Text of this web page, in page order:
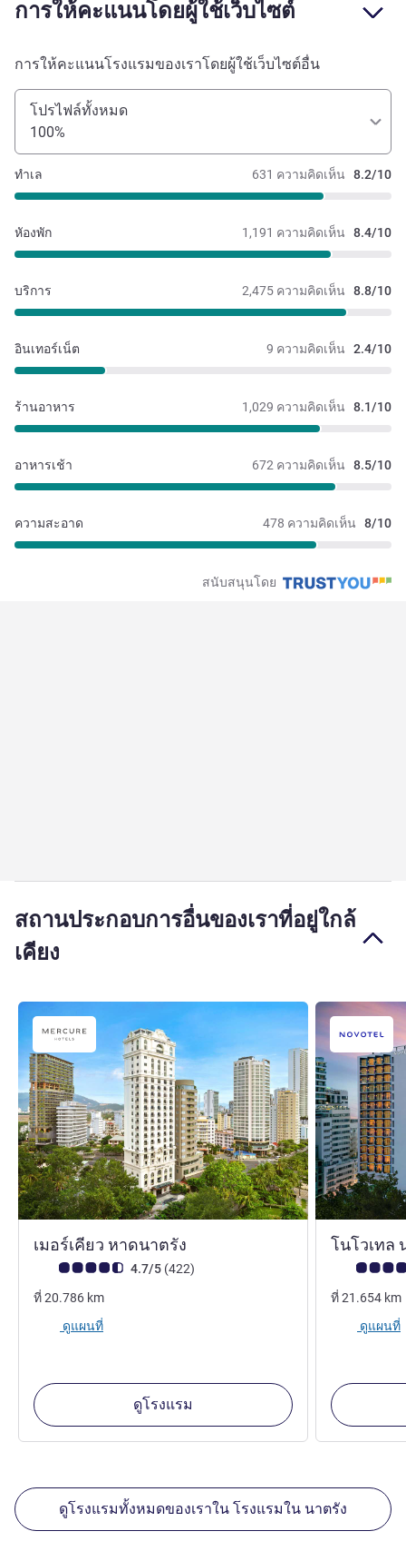
การให้คะแนนโดยผู้ใช้เว็บไซต์
การให้คะแนนโรงแรมของเราโดยผู้ใช้เว็บไซต์อื่น
โปรไฟล์ทั้งหมด
100%
631 ความคิดเห็น 8.2/10
ทำเล
1,191 ความคิดเห็น 8.4/10
หัองพัก
2,475 ความคิดเห็น 8.8/10
บริการ
9 ความคิดเห็น 2.4/10
อินเทอร์เน็ต
1,029 ความคิดเห็น 8.1/10
ร้านอาหาร
672 ความคิดเห็น 8.5/10
อาหารเช้า
478 ความคิดเห็น 8/10
ความสะอาด
สนับสนุนโดย
สถานประกอบการอื่นของเราที่อยู่ใกล้
เคียง
เมอร์เคียว หาดนาตรัง
คะแนนความคิดเห็นจากแขก (เรทติ้งบน ALL)
4.7/5 (422รีวิว รายการ
)
ที่20.786 km
ดูแผนที่
ดูโรงแรม
โนโวเทล
คะแนนควา
ที่21.654 km
ดูแผนที่
ดูโรงแรมทั้งหมดของเราใน โรงแรมใน นาตรัง